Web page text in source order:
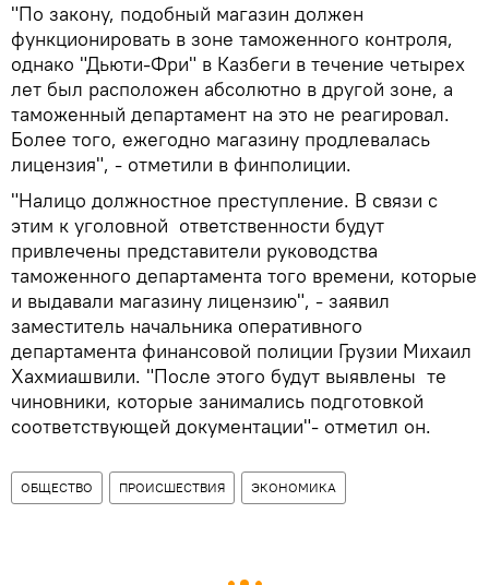
"По закону, подобный магазин должен
функционировать в зоне таможенного контроля,
однако "Дьюти-Фри" в Казбеги в течение четырех
лет был расположен абсолютно в другой зоне, а
таможенный департамент на это не реагировал.
Более того, ежегодно магазину продлевалась
лицензия", - отметили в финполиции.
"Налицо должностное преступление. В связи с
этим к уголовной ответственности будут
привлечены представители руководства
таможенного департамента того времени, которые
и выдавали магазину лицензию", - заявил
заместитель начальника оперативного
департамента финансовой полиции Грузии Михаил
Хахмиашвили. "После этого будут выявлены те
чиновники, которые занимались подготовкой
соответствующей документации"- отметил он.
ОБЩЕСТВО ПРОИСШЕСТВИЯ ЭКОНОМИКА